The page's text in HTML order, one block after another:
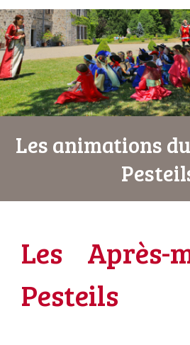
Les animations
Les Après-
Pesteils